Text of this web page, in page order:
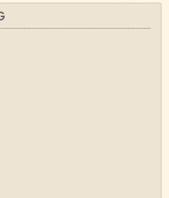
vous évoquez les ca
de la notion d'égalité …
questions sont légitimes, mais p
elles, les données fon…
est un sacré foutoir – même
les acceptions récentes du mot
les philosophes peuvent nous